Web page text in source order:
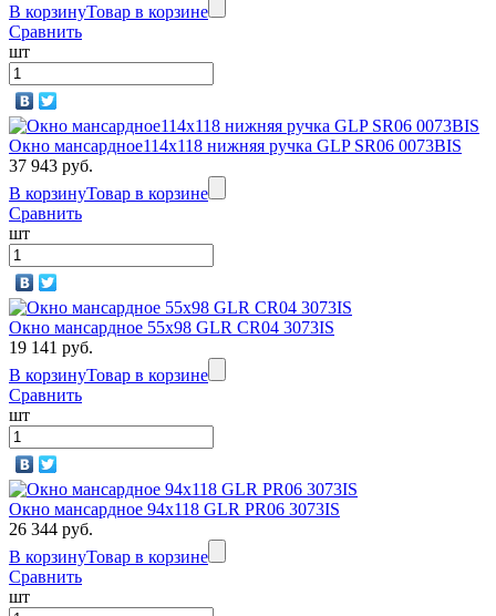
В корзинуТовар в корзине
Сравнить
шт
Окно мансардное114x118 нижняя ручка GLP SR06 0073BIS
37 943 руб.
В корзинуТовар в корзине
Сравнить
шт
Окно мансардное 55x98 GLR CR04 3073IS
19 141 руб.
В корзинуТовар в корзине
Сравнить
шт
Окно мансардное 94x118 GLR PR06 3073IS
26 344 руб.
В корзинуТовар в корзине
Сравнить
шт